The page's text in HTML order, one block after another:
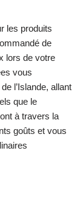
les produits
de
lors de votre
vous
l’Islande, allant
que le
à travers la
goûts et vous